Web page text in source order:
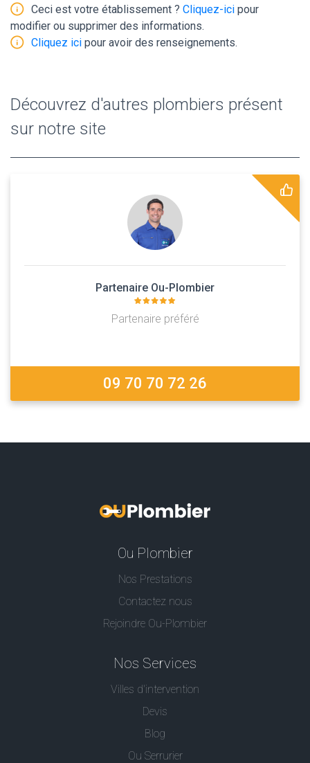
Ceci est votre établissement ? Cliquez-ici pour
modifier ou supprimer des informations.
Cliquez ici pour avoir des renseignements.
Découvrez d'autres plombiers présent
sur notre site
Partenaire Ou-Plombier
Partenaire préféré
09 70 70 72 26
Ou Plombier
Nos Prestations
Contactez nous
Rejoindre Ou-Plombier
Nos Services
Villes d'intervention
Devis
Blog
Ou Serrurier